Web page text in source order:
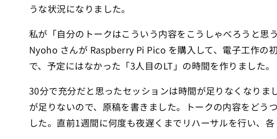
うな状況になりました。
私が「自分のトークはこういう内容をこうしゃべろうと思
Nyoho さんが Raspberry Pi Pico を購入して、電子工作の
で、予定にはなかった「3人目のLT」の時間を作りました。
30分で充分だと思ったセッションは時間が足りなくなり
が足りないので、原稿を書きました。トークの内容をどう
した。直前1週間に何度も夜遅くまでリハーサルを行い、